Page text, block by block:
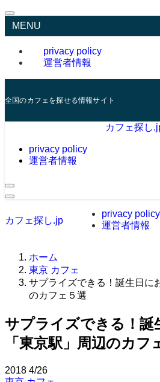
MENU
privacy policy
運営者情報
全国のカフェを探せる情報サイト
カフェ探し
privacy policy
運営者情報
カフェ探し.jp
privacy policy
運営者情報
ホーム
東京 カフェ
サプライズできる！誕生日に
のカフェ５選
サプライズできる！誕
「東京駅」周辺のカフ
2018 4/26